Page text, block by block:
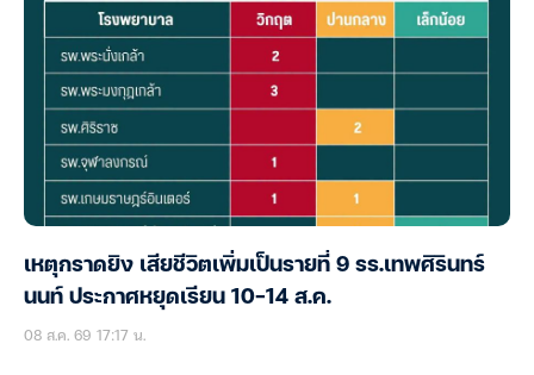
เหตุกราดยิง เสียชีวิตเพิ่มเป็นรายที่ 9 รร.เทพศิรินทร์
นนท์ ประกาศหยุดเรียน 10-14 ส.ค.
08 ส.ค. 69 17:17 น.